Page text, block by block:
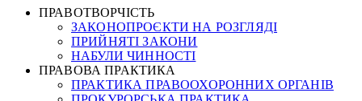
ПРАВОТВОРЧІСТЬ
ЗАКОНОПРОЄКТИ НА РОЗГЛЯДІ
ПРИЙНЯТІ ЗАКОНИ
НАБУЛИ ЧИННОСТІ
ПРАВОВА ПРАКТИКА
ПРАКТИКА ПРАВООХОРОННИХ ОРГАНІВ